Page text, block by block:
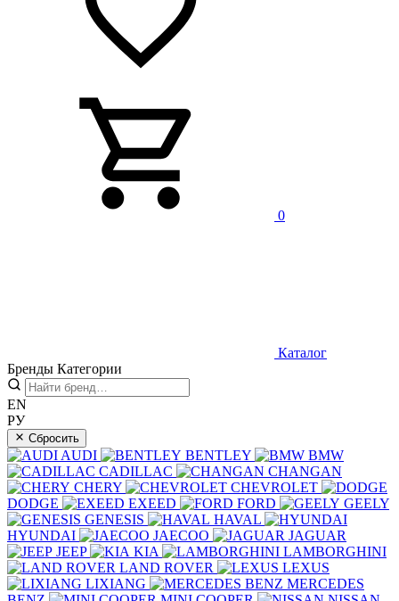
0
Каталог
Бренды Категории
EN
РУ
Сбросить
AUDI BENTLEY
BMW
CADILLAC
CHANGAN
CHERY
CHEVROLET
DODGE
EXEED FORD
GEELY
GENESIS
HAVAL
HYUNDAI
JAECOO
JAGUAR
JEEP
KIA
LAMBORGHINI
LAND ROVER
LEXUS
LIXIANG
MERCEDES